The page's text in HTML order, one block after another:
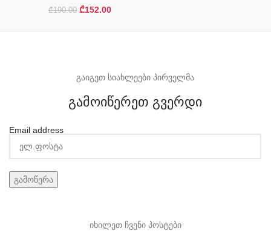
₾190.00 ₾152.00
გაიგეთ სიახლეები პირველმა
გამოიწერეთ გვერდი
Email address
იხილეთ ჩვენი პოსტები